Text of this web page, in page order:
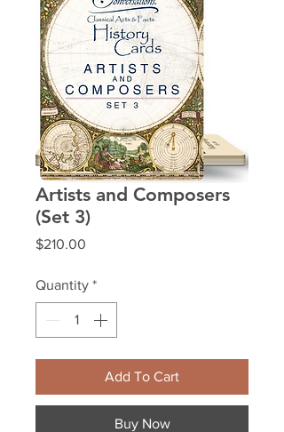
Artists and Composers
(Set 3)
$210.00
Quantity *
Add To Cart
Buy Now